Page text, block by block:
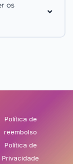
os
Política de
reembolso
Política de
Privacidade